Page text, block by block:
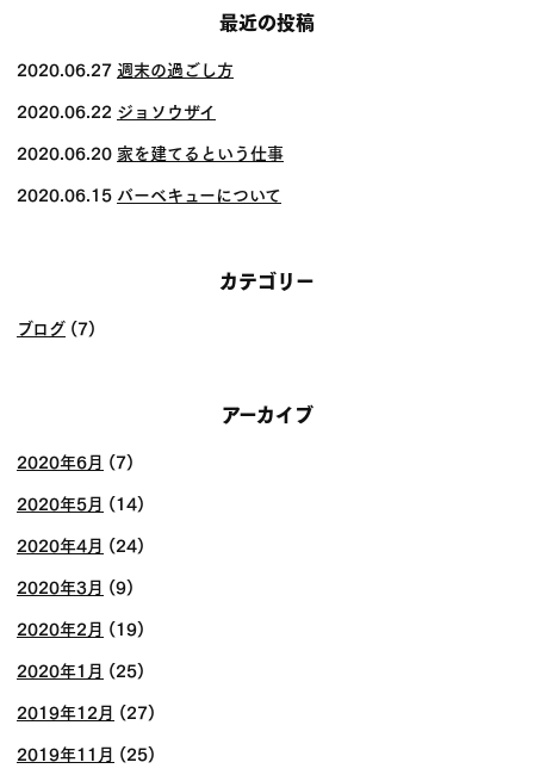
ゲー
ショ
ン
最近の投稿
2020.06.27 週末の過ごし方
2020.06.22 ジョソウザイ
2020.06.20 家を建てるという仕事
2020.06.15 バーベキューについて
カテゴリー
ブログ (7)
アーカイブ
2020年6月 (7)
2020年5月 (14)
2020年4月 (24)
2020年3月 (9)
2020年2月 (19)
2020年1月 (25)
2019年12月 (27)
2019年11月 (25)